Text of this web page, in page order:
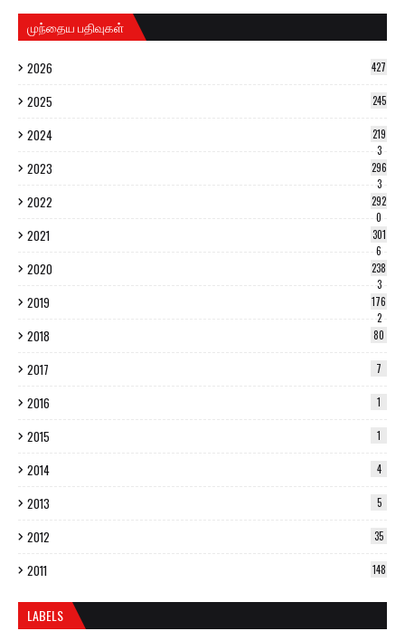
முந்தைய பதிவுகள்
2026 427
2025 245
2024
219
3
2023
296
3
2022
292
0
2021
301
6
2020
238
3
2019
176
2
2018 80
2017 7
2016 1
2015 1
2014 4
2013 5
2012 35
2011 148
LABELS